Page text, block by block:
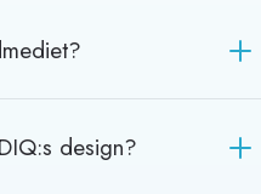
design?